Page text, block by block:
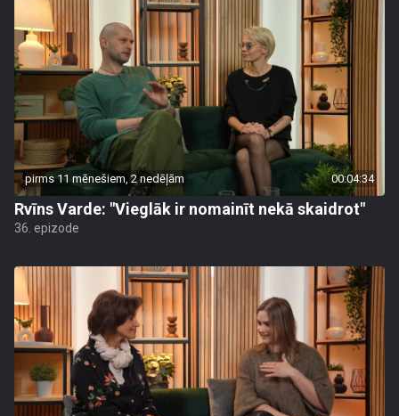
pirms 11 mēnešiem, 2 nedēļām 00:04:34
Rvīns Varde: "Vieglāk ir nomainīt nekā skaidrot"
36. epizode